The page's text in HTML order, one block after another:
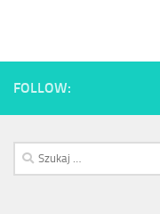
FOLLOW:
Szukaj: